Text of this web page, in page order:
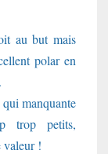
au but mais
polar en
manquante
trop petits,
valeur !